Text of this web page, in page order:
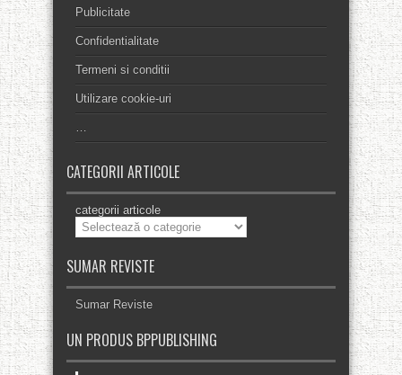
Publicitate
Confidentialitate
Termeni si conditii
Utilizare cookie-uri
…
CATEGORII ARTICOLE
categorii articole
SUMAR REVISTE
Sumar Reviste
UN PRODUS BPPUBLISHING